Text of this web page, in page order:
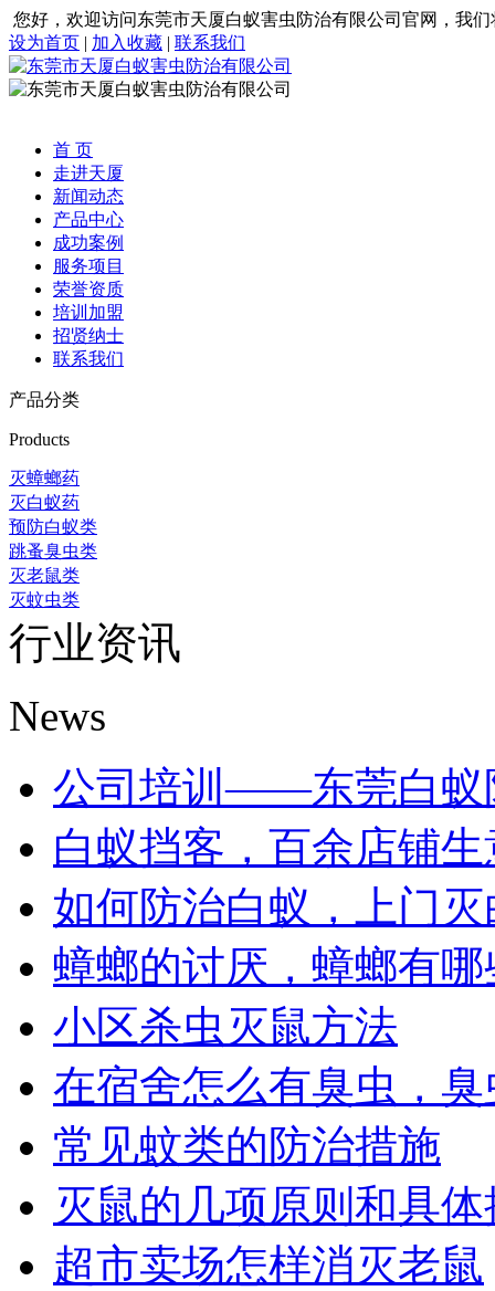
您好，欢迎访问东莞市天厦白蚁害虫防治有限公司官网，我
设为首页 | 加入收藏 | 联系我们
首 页
走进天厦
新闻动态
产品中心
成功案例
服务项目
荣誉资质
培训加盟
招贤纳士
联系我们
产品分类
Products
灭蟑螂药
灭白蚁药
预防白蚁类
跳蚤臭虫类
灭老鼠类
灭蚊虫类
行业资讯
News
公司培训——东莞白蚁
白蚁挡客，百余店铺生
如何防治白蚁，上门灭
蟑螂的讨厌，蟑螂有哪
小区杀虫灭鼠方法
在宿舍怎么有臭虫，臭
常见蚊类的防治措施
灭鼠的几项原则和具体
超市卖场怎样消灭老鼠